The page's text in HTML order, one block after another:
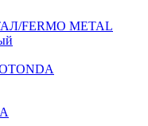
FERMO METAL